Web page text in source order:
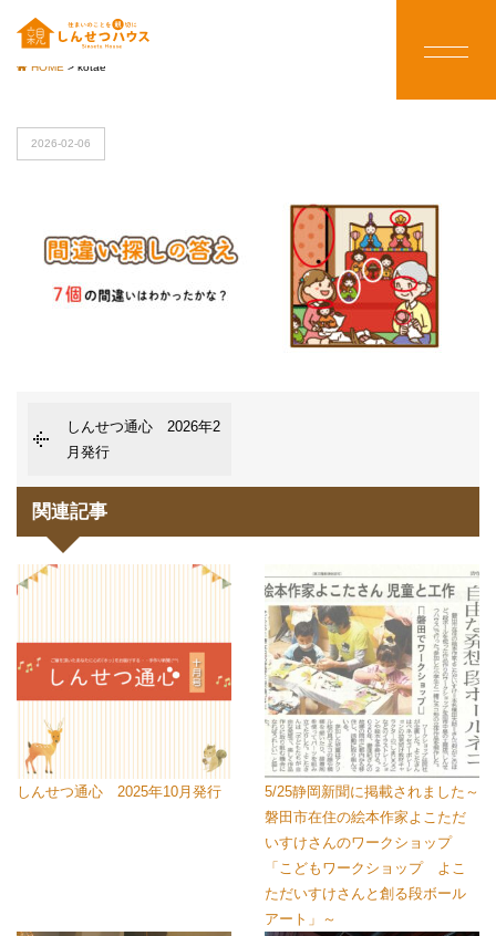
HOME > kotae
2026-02-06
しんせつ通心 2026年2
月発行
関連記事
しんせつ通心 2025年10月発行
5/25静岡新聞に掲載されました～
磐田市在住の絵本作家よこただ
いすけさんのワークショップ
「こどもワークショップ よこ
ただいすけさんと創る段ボール
アート」～